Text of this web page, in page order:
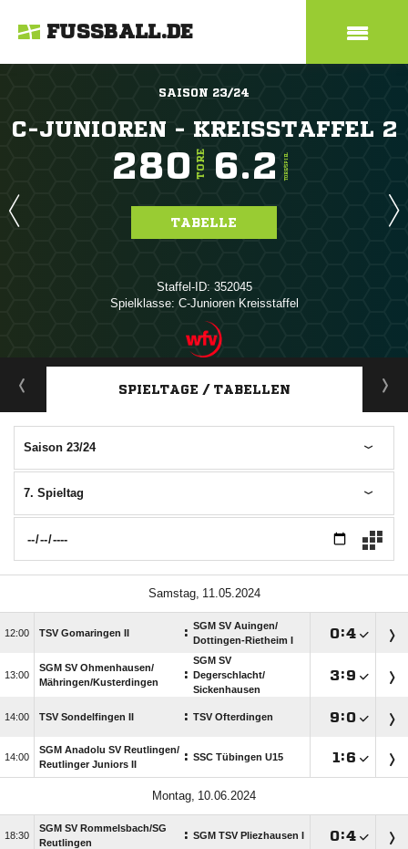
FUSSBALL.DE
SAISON 23/24
C-JUNIOREN - KREISSTAFFEL 2
280 TORE 6.2 TORE/SPIEL
TABELLE
Staffel-ID: 352045
Spielklasse: C-Junioren Kreisstaffel
ANZEIGE
SPIELTAGE / TABELLEN
Saison 23/24
7. Spieltag
 
 TSV Gomaringen II : SGM SV Auingen/​
Dottingen-Rietheim I
:

SGM SV Ohmenhausen/​
Mähringen/​Kusterdingen
:
SGM SV
Degerschlacht/​
Sickenhausen
:
 TSV Sondelfingen II : TSV Ofterdingen :

SGM Anadolu SV Reutlingen/​
Reutlinger Juniors II
: SSC Tübingen U15  :
 

SGM SV Rommelsbach/​SG
Reutlingen
: SGM TSV Pliezhausen I :